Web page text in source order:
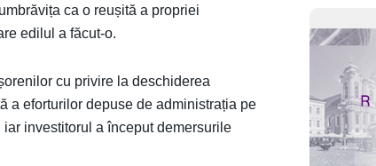
ca o reușită a propriei
edilul a făcut-o.
cu privire la deschiderea
a eforturilor depuse de administrația pe
investitorul a început demersurile